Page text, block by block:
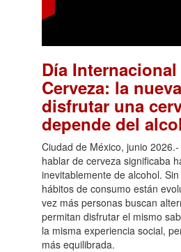
Día
Cerveza: la
disfrutar una
depende del
Ciudad de México, junio
hablar de cerveza significaba
inevitablemente de alcohol.
hábitos de consumo están
vez más personas buscan
permitan disfrutar el mismo
la misma experiencia social,
más equilibrada.